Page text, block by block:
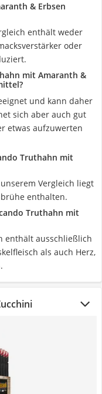
& Erbsen
enthält weder
oder
mit Amaranth &
und kann daher
sich aber auch gut
etwas aufzuwerten
Truthahn mit
Vergleich liegt
enthalten.
Truthahn mit
enthält ausschließlich
als auch Herz,